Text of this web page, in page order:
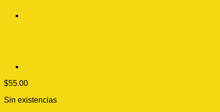
$55.00
Sin existencias